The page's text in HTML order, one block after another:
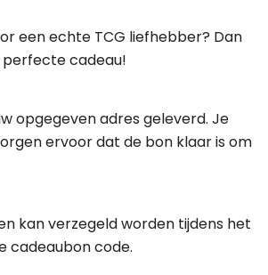
een echte TCG liefhebber? Dan
perfecte cadeau!
opgegeven adres geleverd. Je
ervoor dat de bon klaar is om
kan verzegeld worden tijdens het
cadeaubon code.